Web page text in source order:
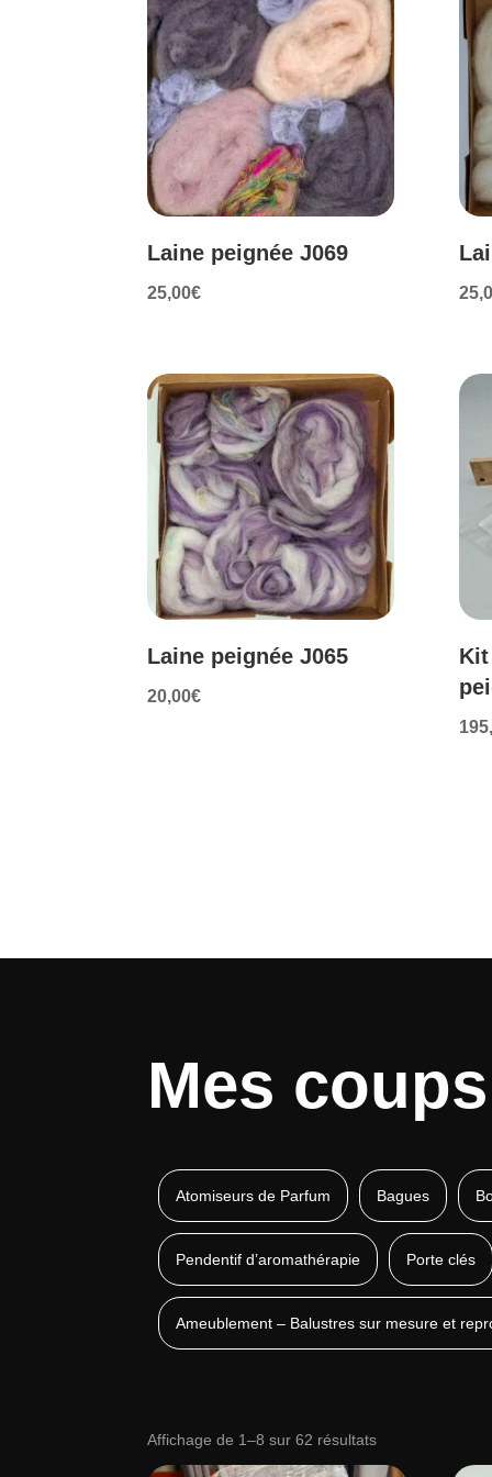
au
plus
ancien
Laine peignée J069
25,00€
Laine peignée J065
20,00€
Mes
Atomiseurs de Parfum Bagues
Pendentif d’aromathérapie Porte clés
Ameublement – Balustres sur mesure et
Affichage de 1–8 sur 62 résultatsTrié